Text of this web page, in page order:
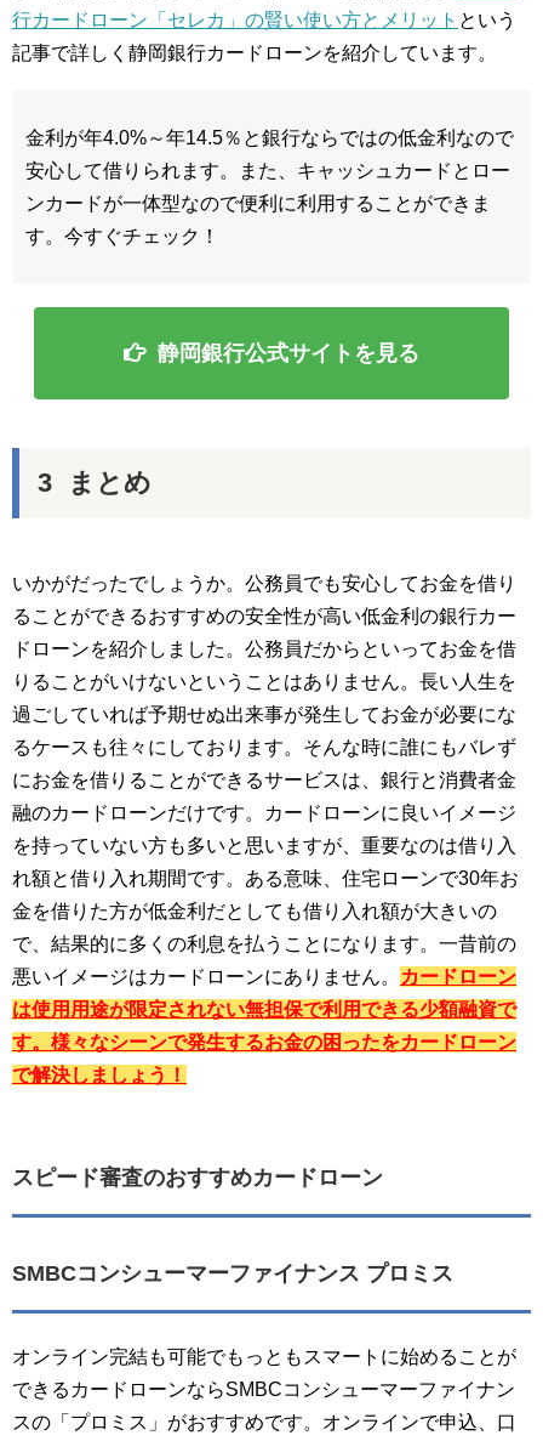
行カードローン「セレカ」の賢い使い方とメリット という
記事で詳しく静岡銀行カードローンを紹介しています。
金利が年4.0%～年14.5％と銀行ならではの低金利なので
安心して借りられます。また、キャッシュカードとロー
ンカードが一体型なので便利に利用することができま
す。今すぐチェック！
静岡銀行公式サイトを見る
まとめ
いかがだったでしょうか。公務員でも安心してお金を借り
ることができるおすすめの安全性が高い低金利の銀行カー
ドローンを紹介しました。公務員だからといってお金を借
りることがいけないということはありません。長い人生を
過ごしていれば予期せぬ出来事が発生してお金が必要にな
るケースも往々にしております。そんな時に誰にもバレず
にお金を借りることができるサービスは、銀行と消費者金
融のカードローンだけです。カードローンに良いイメージ
を持っていない方も多いと思いますが、重要なのは借り入
れ額と借り入れ期間です。ある意味、住宅ローンで30年お
金を借りた方が低金利だとしても借り入れ額が大きいの
で、結果的に多くの利息を払うことになります。一昔前の
悪いイメージはカードローンにありません。 カードローン
は使用用途が限定されない無担保で利用できる少額融資で
す。様々なシーンで発生するお金の困ったをカードローン
で解決しましょう！
スピード審査のおすすめカードローン
SMBCコンシューマーファイナンス プロミス
オンライン完結も可能でもっともスマートに始めることが
できるカードローンならSMBCコンシューマーファイナン
スの「プロミス」がおすすめです。オンラインで申込、口